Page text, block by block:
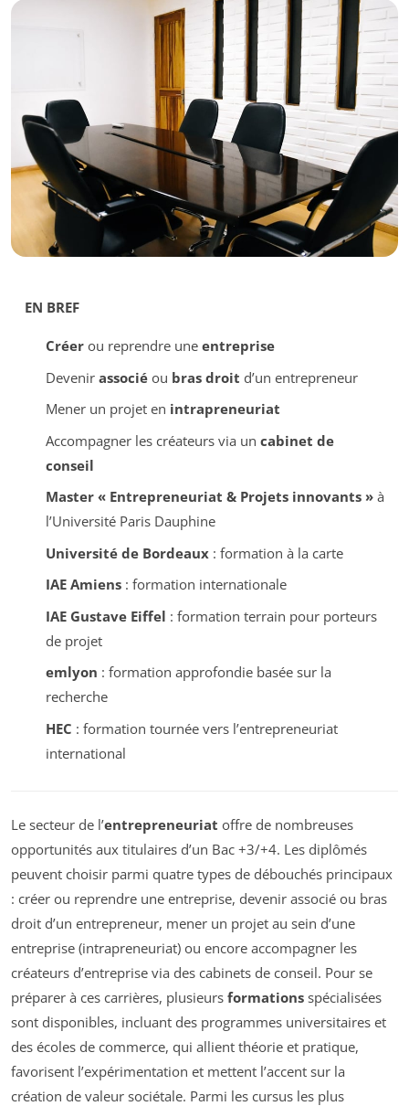
EN BREF
Créerou reprendre une entreprise
Devenir associéou bras droit d’un entrepreneur
Mener un projet en intrapreneuriat
Accompagner les créateurs via un cabinet de
conseil
Master « Entrepreneuriat & Projets innovants »à
l’Université Paris Dauphine
Université de Bordeaux: formation à la carte
IAE Amiens: formation internationale
IAE Gustave Eiffel : formation terrain pour porteurs
de projet
emlyon : formation approfondie basée sur la
recherche
HEC : formation tournée vers l’entrepreneuriat
international
Le secteur de l’entrepreneuriat offre de nombreuses
opportunités aux titulaires d’un Bac +3/+4. Les diplômés
peuvent choisir parmi quatre types de débouchés principaux
: créer ou reprendre une entreprise, devenir associé ou bras
droit d’un entrepreneur, mener un projet au sein d’une
entreprise (intrapreneuriat) ou encore accompagner les
créateurs d’entreprise via des cabinets de conseil. Pour se
préparer à ces carrières, plusieurs formations spécialisées
sont disponibles, incluant des programmes universitaires et
des écoles de commerce, qui allient théorie et pratique,
favorisent l’expérimentation et mettent l’accent sur la
création de valeur sociétale. Parmi les cursus les plus